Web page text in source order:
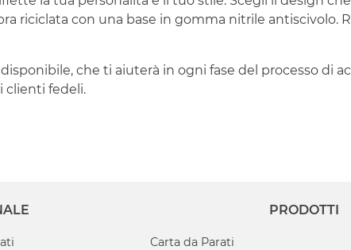
riciclata con una base in gomma nitrile antiscivolo.
che ti aiuterà in ogni fase del processo di
clienti fedeli.
PRODOTTI
Carta da Parati